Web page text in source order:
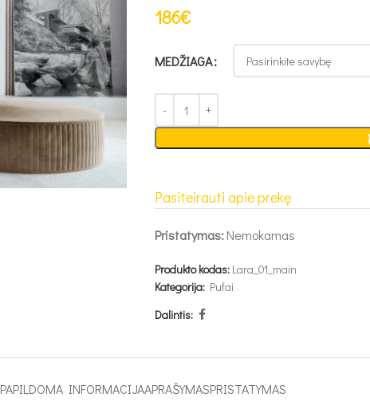
186€
MEDŽIAGA
Pasiteirauti apie prekę
Pristatymas:Nemokamas
Produkto kodas: Lara_01_main
Kategorija: Pufai
Dalintis:
PAPILDOMA INFORMACIJAAPRAŠYMASPRISTATYMAS